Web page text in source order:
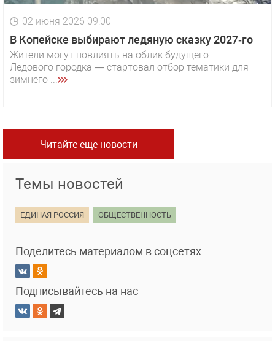
02 июня 2026 09:00
В Копейске выбирают ледяную сказку 2027‑го
Жители могут повлиять на облик будущего
Ледового городка — стартовал отбор тематики для
зимнего ...
Читайте еще новости
Темы новостей
ЕДИНАЯ РОССИЯ ОБЩЕСТВЕННОСТЬ
Поделитесь материалом в соцсетях
Подписывайтесь на нас